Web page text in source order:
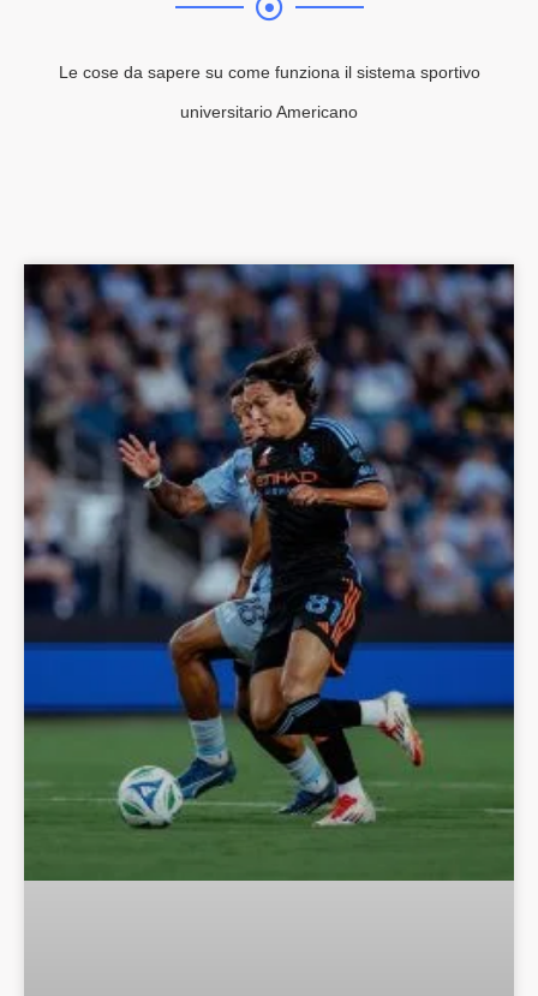
Le cose da sapere su come funziona il sistema sportivo
universitario Americano
PaginaPaginaPaginaPaginaPaginaPaginaPagina